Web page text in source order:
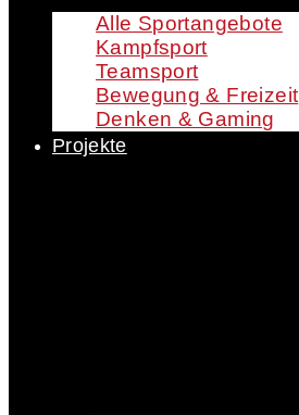
Alle Sportangebote
Kampfsport
Teamsport
Bewegung & Freizeit
Denken & Gaming
Projekte